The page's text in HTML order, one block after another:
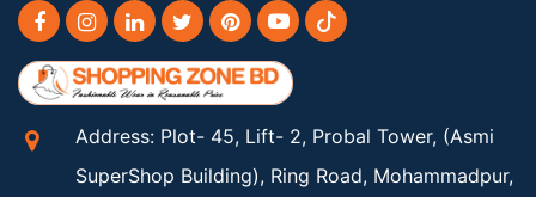
Address: Plot- 45, Lift- 2, Probal Tower, (Asmi
SuperShop Building), Ring Road, Mohammadpur,